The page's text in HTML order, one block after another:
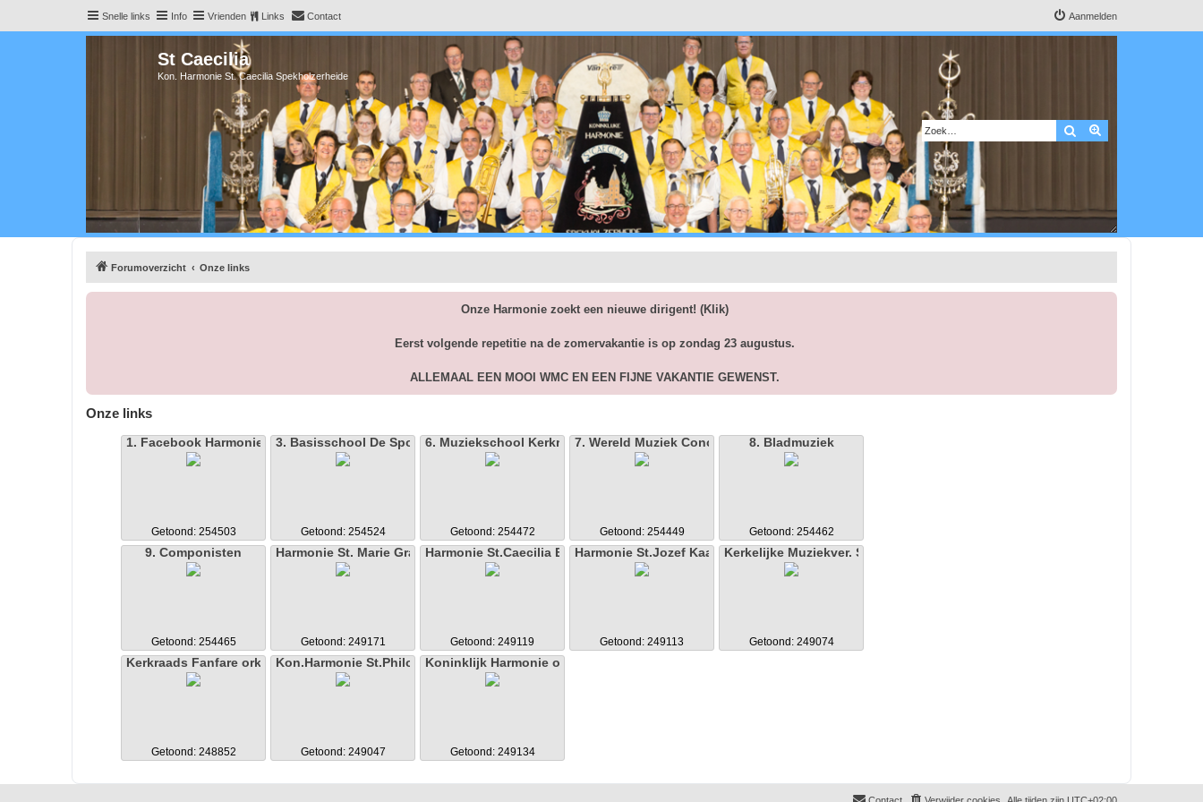
Snelle links Info Vrienden Links Contact Aanmelden
St Caecilia
Kon. Harmonie St. Caecilia Spekholzerheide
Zoek
Forumoverzicht Onze links
Onze Harmonie zoekt een nieuwe dirigent! (Klik)
Eerst volgende repetitie na de zomervakantie is op zondag 23 augustus.
ALLEMAAL EEN MOOI WMC EN EEN FIJNE VAKANTIE GEWENST.
Onze links
1. Facebook Harmonie St. Caecilia Spekhei
Getoond: 254503
3. Basisschool De Spoorzoeker
Getoond: 254524
6. Muziekschool Kerkrade
Getoond: 254472
7. Wereld Muziek Concours
Getoond: 254449
8. Bladmuziek
Getoond: 254462
9. Componisten
Getoond: 254465
Harmonie St. Marie Gracht
Getoond: 249171
Harmonie St.Caecilia Eygelshoven
Getoond: 249119
Harmonie St.Jozef Kaalheide
Getoond: 249113
Kerkelijke Muziekver. St.Callistus
Getoond: 249074
Kerkraads Fanfare orkest Kerkrade
Getoond: 248852
Kon.Harmonie St.Philomena
Getoond: 249047
Koninklijk Harmonie orkest Kerkrade
Getoond: 249134